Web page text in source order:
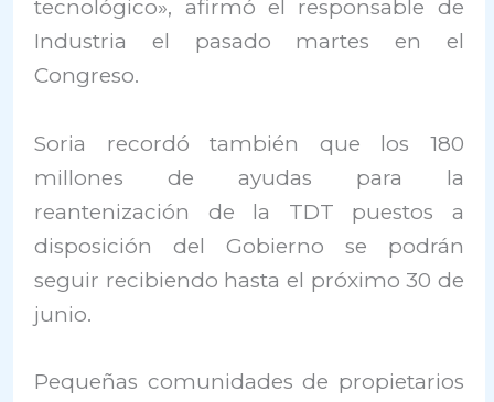
tecnológico», afirmó el responsable de
Industria el pasado martes en el
Congreso.
Soria recordó también que los 180
millones de ayudas para la
reantenización de la TDT puestos a
disposición del Gobierno se podrán
seguir recibiendo hasta el próximo 30 de
junio.
Pequeñas comunidades de propietarios